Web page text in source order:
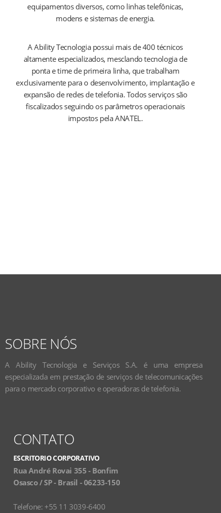
equipamentos diversos, como linhas telefônicas,
modens e sistemas de energia.
A Ability Tecnologia possui mais de 400 técnicos
altamente especializados, mesclando tecnologia de
ponta e time de primeira linha, que trabalham
exclusivamente para o desenvolvimento, implantação e
expansão de redes de telefonia. Todos serviços são
fiscalizados seguindo os parâmetros operacionais
impostos pela ANATEL.
SOBRE NÓS
A Ability Tecnologia e Serviços S.A. é uma empresa
especializada em prestação de serviços de telecomunicações
para o mercado corporativo e operadoras de telefonia.
CONTATO
ESCRITORIO CORPORATIVO
Rua André Rovai 355 - Bonfim
Osasco / SP - Brasil - 06233-150
Telefone: +55 11 3039-6400